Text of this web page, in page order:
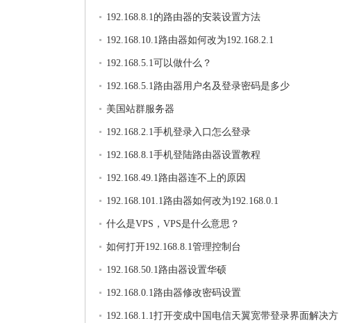
192.168.8.1的路由器的安装设置方法
192.168.10.1路由器如何改为192.168.2.1
192.168.5.1可以做什么？
192.168.5.1路由器用户名及登录密码是多少
美国站群服务器
192.168.2.1手机登录入口怎么登录
192.168.8.1手机登陆路由器设置教程
192.168.49.1路由器连不上的原因
192.168.101.1路由器如何改为192.168.0.1
什么是VPS，VPS是什么意思？
如何打开192.168.8.1管理控制台
192.168.50.1路由器设置华硕
192.168.0.1路由器修改密码设置
192.168.1.1打开变成中国电信天翼宽带登录界面解决方